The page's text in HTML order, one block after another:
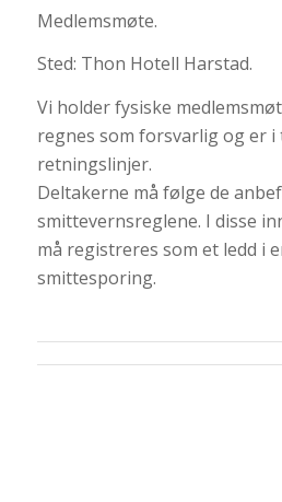
Medlemsmøte.
Sted: Thon Hotell Harstad.
Vi holder fysiske
regnes som forsvarlig og er i
retningslinjer.
Deltakerne må følge de
smittevernsreglene. I disse
må registreres som et ledd i
smittesporing.